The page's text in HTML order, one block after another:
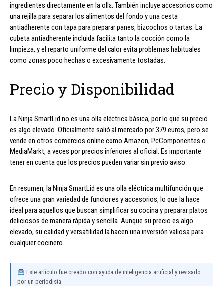
ingredientes directamente en la olla. También incluye accesorios como
una rejilla para separar los alimentos del fondo y una cesta
antiadherente con tapa para preparar panes, bizcochos o tartas. La
cubeta antiadherente incluida facilita tanto la cocción como la
limpieza, y el reparto uniforme del calor evita problemas habituales
como zonas poco hechas o excesivamente tostadas.
Precio y Disponibilidad
La Ninja SmartLid no es una olla eléctrica básica, por lo que su precio
es algo elevado. Oficialmente salió al mercado por 379 euros, pero se
vende en otros comercios online como Amazon, PcComponentes o
MediaMarkt, a veces por precios inferiores al oficial. Es importante
tener en cuenta que los precios pueden variar sin previo aviso.
En resumen, la Ninja SmartLid es una olla eléctrica multifunción que
ofrece una gran variedad de funciones y accesorios, lo que la hace
ideal para aquellos que buscan simplificar su cocina y preparar platos
deliciosos de manera rápida y sencilla. Aunque su precio es algo
elevado, su calidad y versatilidad la hacen una inversión valiosa para
cualquier cocinero.
Este artículo fue creado con ayuda de inteligencia artificial y revisado
por un periodista.